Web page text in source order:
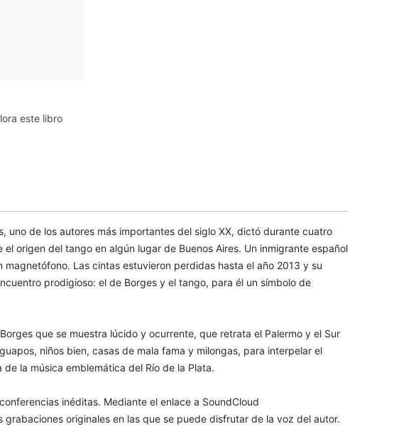
este libro
uno de los autores más importantes del siglo XX, dictó durante cuatro
origen del tango en algún lugar de Buenos Aires. Un inmigrante español
Las cintas estuvieron perdidas hasta el año 2013 y su
prodigioso: el de Borges y el tango, para él un símbolo de
que se muestra lúcido y ocurrente, que retrata el Palermo y el Sur
niños bien, casas de mala fama y milongas, para interpelar el
la música emblemática del Río de la Plata.
inéditas. Mediante el enlace a SoundCloud
originales en las que se puede disfrutar de la voz del autor.